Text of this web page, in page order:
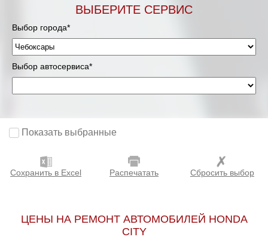
ВЫБЕРИТЕ СЕРВИС
Выбор города*
Выбор автосервиса*
Показать выбранные
Сохранить в Excel Распечатать Сбросить выбор
ЦЕНЫ НА РЕМОНТ АВТОМОБИЛЕЙ HONDA
CITY